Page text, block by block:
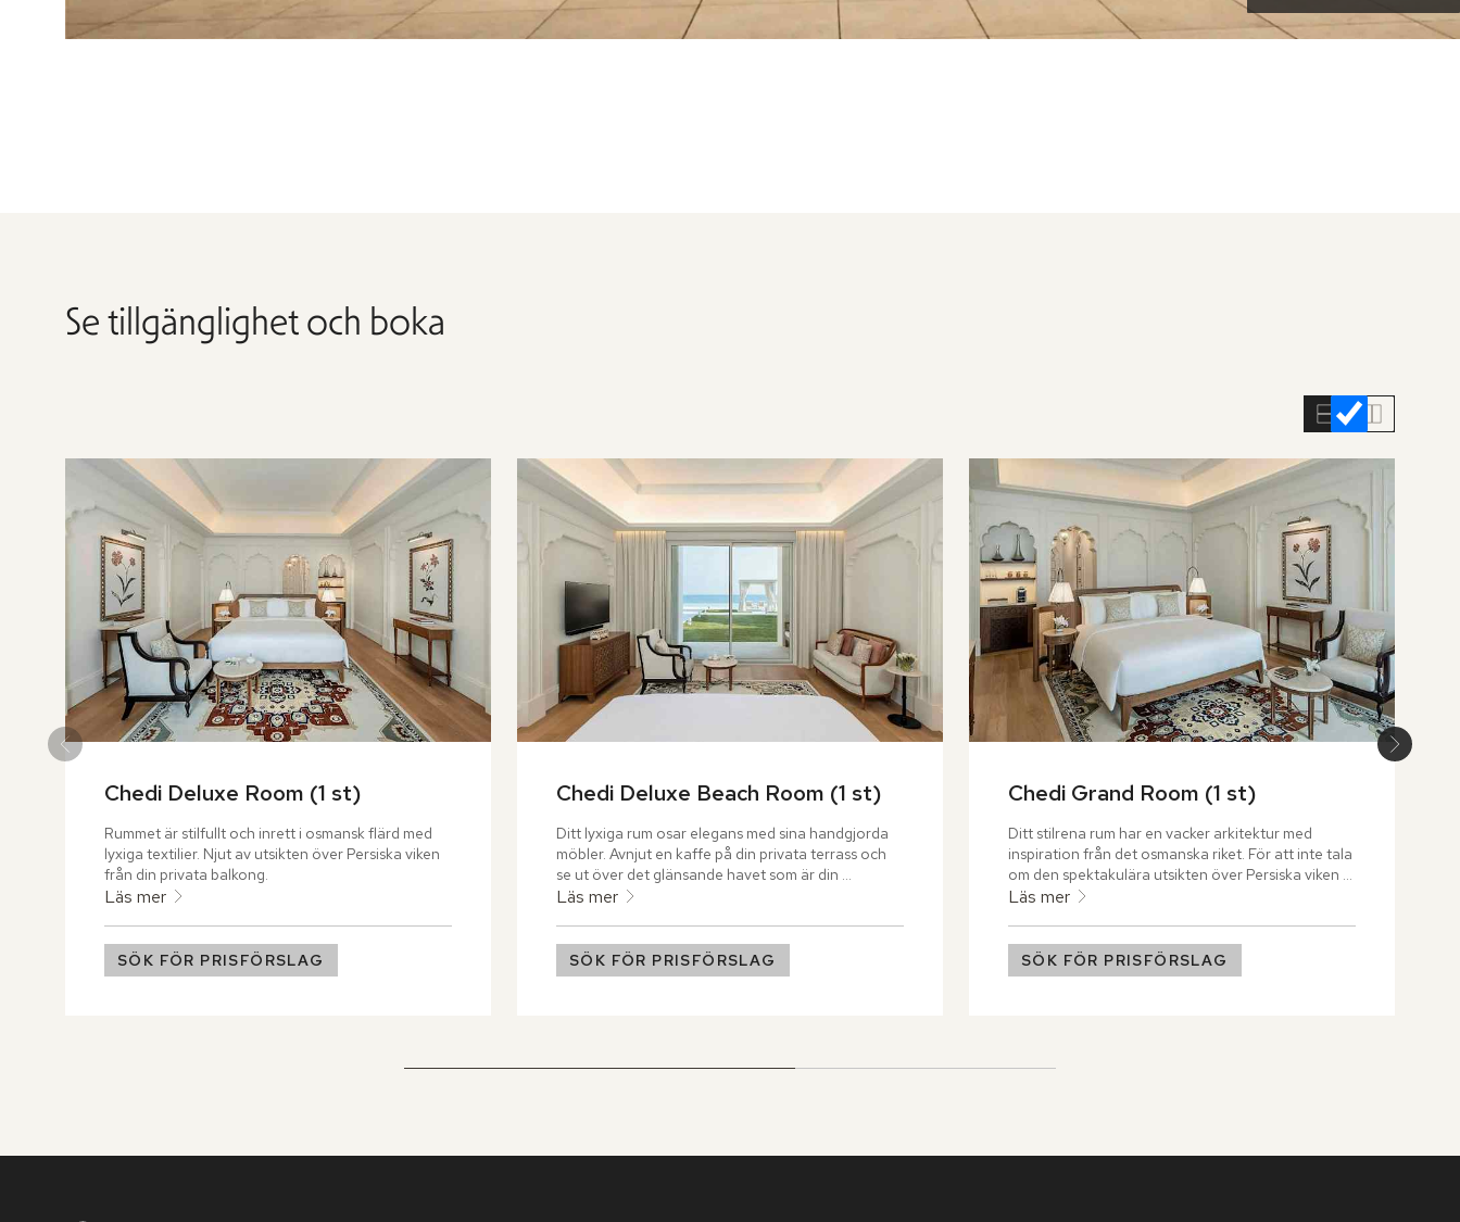
Se tillgänglighet och boka
Chedi Deluxe Room (1 st)
Rummet är stilfullt och inrett i osmansk flärd med
lyxiga textilier. Njut av utsikten över Persiska viken
från din privata balkong.
Läs mer
SÖK FÖR PRISFÖRSLAG
Chedi Deluxe Beach Room (1 st)
Ditt lyxiga rum osar elegans med sina handgjorda
möbler. Avnjut en kaffe på din privata terrass och
se ut över det glänsande havet som är din
närmaste granne.
Läs mer
SÖK FÖR PRISFÖRSLAG
Chedi Grand Room (1 st)
Ditt stilrena rum har en vacker arkitektur med
inspiration från det osmanska riket. För att inte tala
om den spektakulära utsikten över Persiska viken
som du ser från din privata balkong.
Läs mer
SÖK FÖR PRISFÖRSLAG